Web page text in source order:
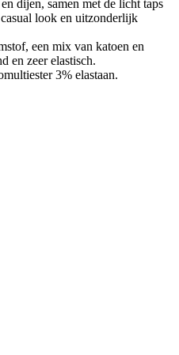
dijen, samen met de licht taps
look en uitzonderlijk
een mix van katoen en
en zeer elastisch.
3% elastaan.